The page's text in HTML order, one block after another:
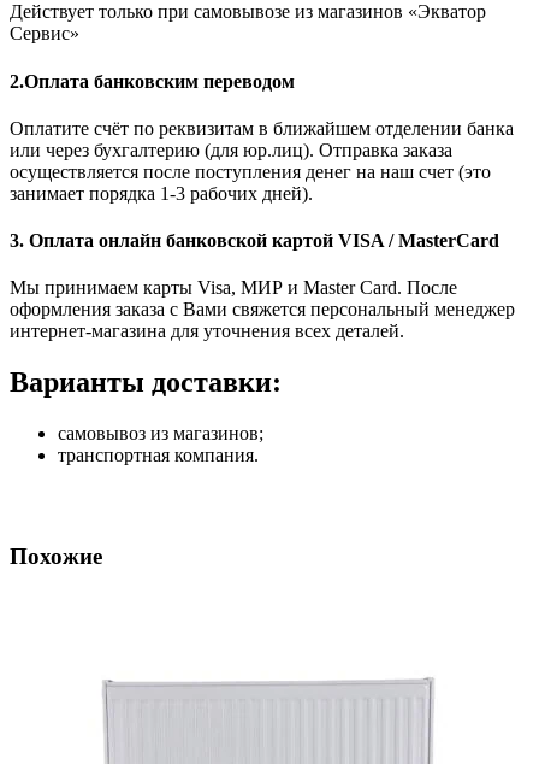
Действует только при самовывозе из магазинов «Экватор
Сервис»
2.Оплата банковским переводом
Оплатите счёт по реквизитам в ближайшем отделении банка
или через бухгалтерию (для юр.лиц). Отправка заказа
осуществляется после поступления денег на наш счет (это
занимает порядка 1-3 рабочих дней).
3. Оплата онлайн банковской картой VISA / MasterCard
Мы принимаем карты Visa, МИР и Master Card. После
оформления заказа с Вами свяжется персональный менеджер
интернет-магазина для уточнения всех деталей.
Варианты доставки:
самовывоз из магазинов;
транспортная компания.
Похожие